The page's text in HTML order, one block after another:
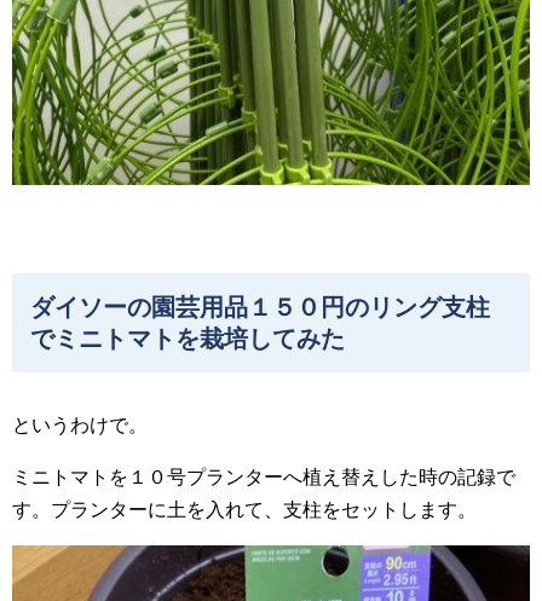
ダイソーの園芸用品１５０円のリング支柱
でミニトマトを栽培してみた
というわけで。
ミニトマトを１０号プランターへ植え替えした時の記録で
す。プランターに土を入れて、支柱をセットします。